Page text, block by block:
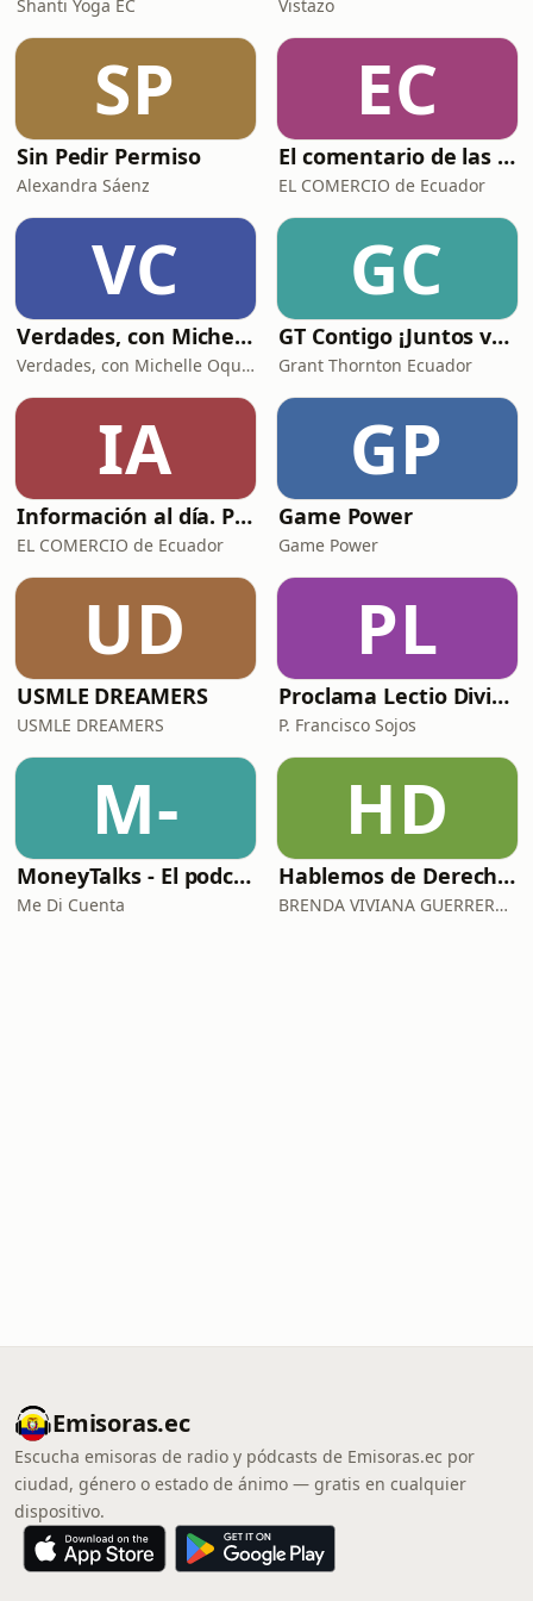
Shanti Yoga EC Vistazo
SP
Sin Pedir Permiso
Alexandra Sáenz
EC
El comentario de las noticias de Lucas y Clara
EL COMERCIO de Ecuador
VC
Verdades, con Michelle Oquendo
Verdades, con Michelle Oquendo
GC
GT Contigo ¡Juntos vamos más allá! - Ecuador
Grant Thornton Ecuador
IA
Información al día. Podcast de EL COMERCIO
EL COMERCIO de Ecuador
GP
Game Power
Game Power
UD
USMLE DREAMERS
USMLE DREAMERS
PL
Proclama Lectio Divina
P. Francisco Sojos
M-
MoneyTalks - El podcast de Me Di Cuenta
Me Di Cuenta
HD
Hablemos de Derecho Penal y Procesal Penal Brenda Guerrero Vela
BRENDA VIVIANA GUERRERO VELA
Emisoras.ec
Escucha emisoras de radio y pódcasts de Emisoras.ec por
ciudad, género o estado de ánimo — gratis en cualquier
dispositivo.